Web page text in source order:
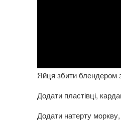
Яйця збити блендером
Додати пластівці,
Додати натерту моркву,